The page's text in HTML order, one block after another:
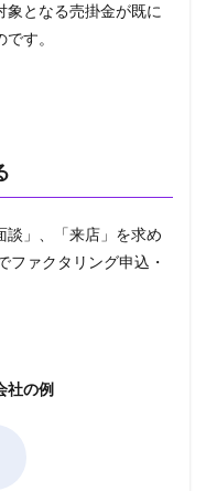
となる売掛金が既に
す。
談」、「来店」を求め
ファクタリング申込・
社の例